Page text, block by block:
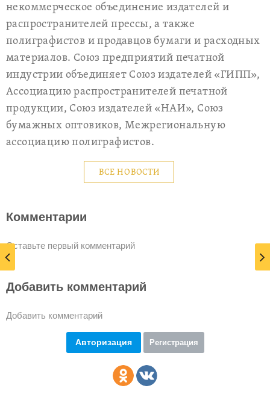
некоммерческое объединение издателей и
распространителей прессы, а также
полиграфистов и продавцов бумаги и расходных
материалов. Союз предприятий печатной
индустрии объединяет Союз издателей «ГИПП»,
Ассоциацию распространителей печатной
продукции, Союз издателей «НАИ», Союз
бумажных оптовиков, Межрегиональную
ассоциацию полиграфистов.
ВСЕ НОВОСТИ
Комментарии
Оставьте первый комментарий
Добавить комментарий
Добавить комментарий
Авторизация Регистрация